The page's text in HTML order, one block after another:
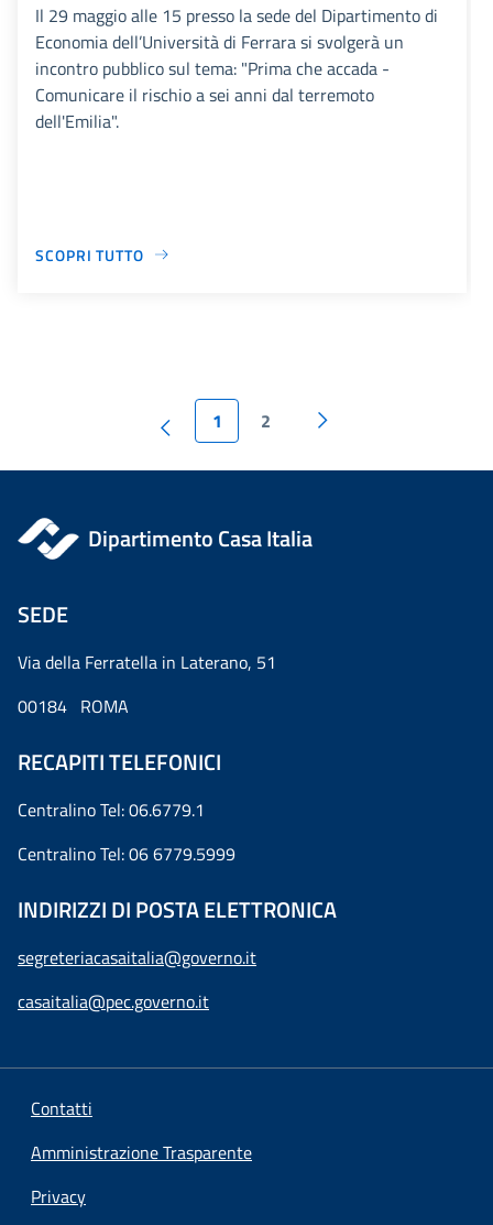
Il 29 maggio alle 15 presso la sede del Dipartimento di
Economia dell’Università di Ferrara si svolgerà un
incontro pubblico sul tema: "Prima che accada -
Comunicare il rischio a sei anni dal terremoto
dell'Emilia".
SCOPRI TUTTO
1 2
Dipartimento Casa Italia
SEDE
Via della Ferratella in Laterano, 51
00184 ROMA
RECAPITI TELEFONICI
Centralino Tel: 06.6779.1
Centralino Tel: 06 6779.5999
INDIRIZZI DI POSTA ELETTRONICA
segreteriacasaitalia@governo.it
casaitalia@pec.governo.it
Contatti
Amministrazione Trasparente
Privacy